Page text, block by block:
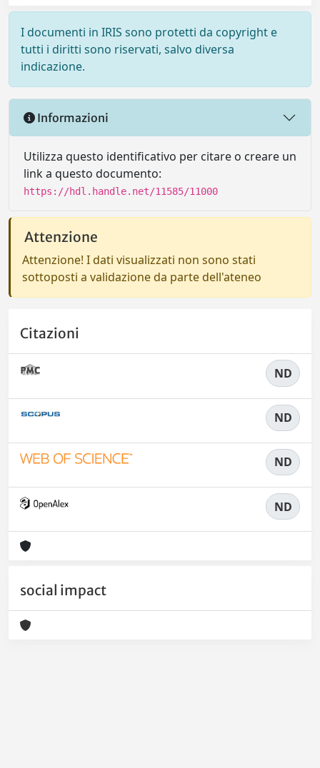
I documenti in IRIS sono protetti da copyright e
tutti i diritti sono riservati, salvo diversa
indicazione.
Informazioni
Utilizza questo identificativo per citare o creare un
link a questo documento:
https://hdl.handle.net/11585/11000
Attenzione
Attenzione! I dati visualizzati non sono stati
sottoposti a validazione da parte dell'ateneo
Citazioni
ND
ND
ND
ND
social impact